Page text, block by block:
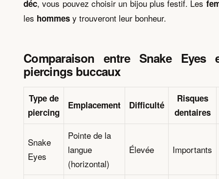
déc, vous pouvez choisir un bijou plus festif. Les
les hommes y trouveront leur bonheur.
Comparaison entre Snake Eyes
piercings buccaux
Type de
piercing
Emplacement Difficulté
Risques
dentaires
Snake
Eyes
Pointe de la
langue
(horizontal)
Élevée Importants